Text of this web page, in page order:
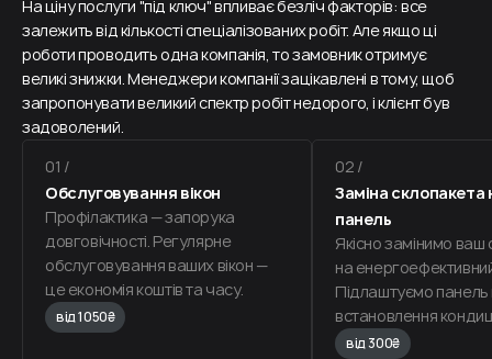
На ціну послуги "під ключ" впливає безліч факторів: все
залежить від кількості спеціалізованих робіт. Але якщо ці
роботи проводить одна компанія, то замовник отримує
великі знижки. Менеджери компанії зацікавлені в тому, щоб
запропонувати великий спектр робіт недорого, і клієнт був
задоволений.
01 /
Обслуговування вікон
Профілактика — запорука
довговічності. Регулярне
обслуговування ваших вікон —
це економія коштів та часу.
від 1050₴
02 /
Заміна склопакета
панель
Якісно замінимо ваш
на
Підлаштуємо панель
встановлення
від 300₴